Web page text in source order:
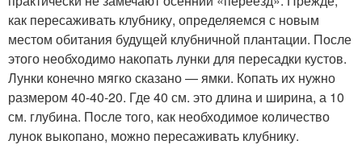
как пересаживать клубнику, определяемся с новым
местом обитания будущей клубничной плантации. После
этого необходимо накопать лунки для пересадки кустов.
Лунки конечно мягко сказано — ямки. Копать их нужно
размером 40-40-20. Где 40 см. это длина и ширина, а 10
см. глубина. После того, как необходимое количество
лунок выкопано, можно пересаживать клубнику.